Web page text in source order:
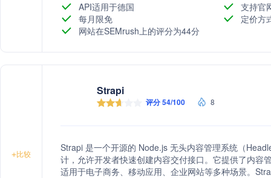
API适用于德国
支持官
每月限免
定价方
网站在SEMrush上的评分为44分
+比较
Strapi
评分 54/100 8
Strapi 是一个开源的 Node.js 无头内容管理系统（
计，允许开发者快速创建内容交付接口。它提供了内容
适用于电子商务、移动应用、企业网站等多种场景。